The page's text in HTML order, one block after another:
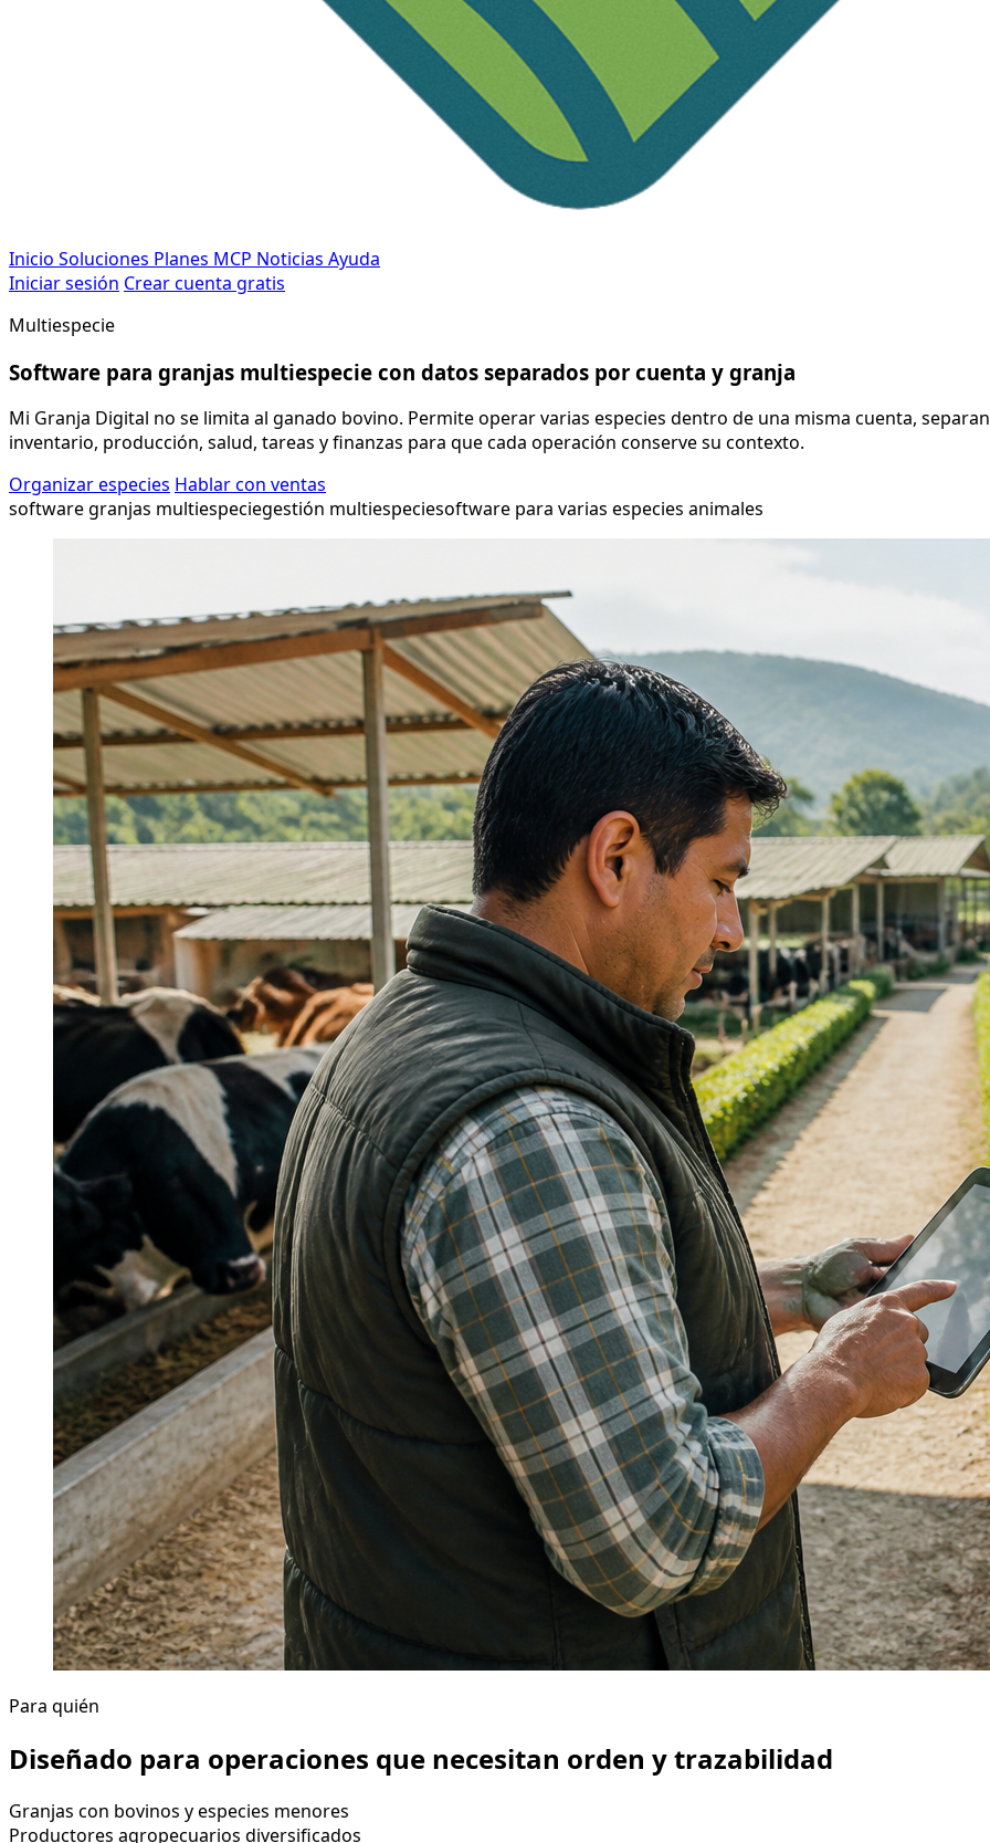
Inicio Soluciones Planes MCP Noticias Ayuda
Iniciar sesión Crear cuenta gratis
Multiespecie
Software para granjas multiespecie con datos separados por cuenta y granja
Mi Granja Digital no se limita al ganado bovino. Permite operar varias especies dentro de una misma cuenta,
inventario, producción, salud, tareas y finanzas para que cada operación conserve su contexto.
Organizar especies Hablar con ventas
software granjas multiespeciegestión multiespeciesoftware para varias especies animales
Para quién
Diseñado para operaciones que necesitan orden y trazabilidad
Granjas con bovinos y especies menores
Productores agropecuarios diversificados